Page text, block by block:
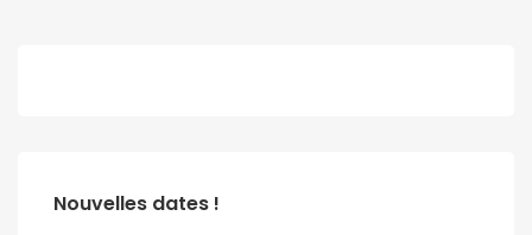
Nouvelles dates !